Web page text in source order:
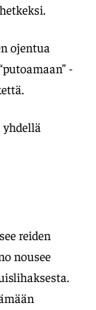
ojentua
-
reiden
nousee